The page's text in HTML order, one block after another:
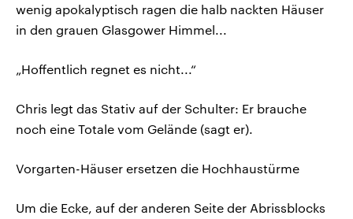
wenig apokalyptisch ragen die halb nackten Häuser
in den grauen Glasgower Himmel...
„Hoffentlich regnet es nicht...“
Chris legt das Stativ auf der Schulter: Er brauche
noch eine Totale vom Gelände (sagt er).
Vorgarten-Häuser ersetzen die Hochhaustürme
Um die Ecke, auf der anderen Seite der Abrissblocks